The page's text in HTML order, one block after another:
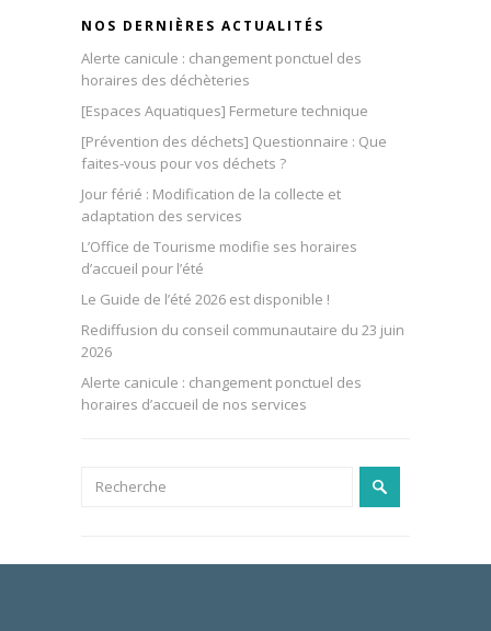
NOS DERNIÈRES ACTUALITÉS
Alerte canicule : changement ponctuel des
horaires des déchèteries
[Espaces Aquatiques] Fermeture technique
[Prévention des déchets] Questionnaire : Que
faites-vous pour vos déchets ?
Jour férié : Modification de la collecte et
adaptation des services
L’Office de Tourisme modifie ses horaires
d’accueil pour l’été
Le Guide de l’été 2026 est disponible !
Rediffusion du conseil communautaire du 23 juin
2026
Alerte canicule : changement ponctuel des
horaires d’accueil de nos services